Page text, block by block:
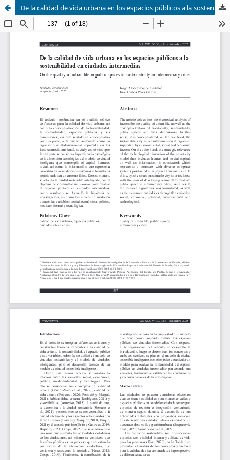
De la calidad de vida urbana en los espacios públicos a la sostenibilidad en ciudades intermedias